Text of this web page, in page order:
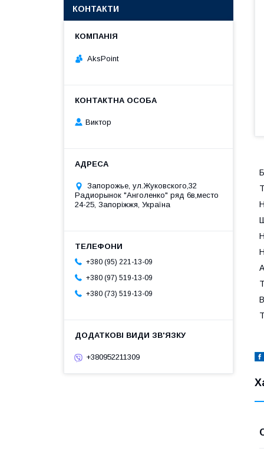
КОНТАКТИ
AksPoint
Виктор
Запорожье, ул.Жуковского,32
Радиорынок "Анголенко" ряд 6в,место
24-25, Запоріжжя, Україна
+380 (95) 221-13-09
+380 (97) 519-13-09
+380 (73) 519-13-09
+380952211309